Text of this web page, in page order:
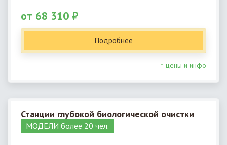
от 68 310 ₽
Подробнее
↑ цены и инфо
Станции глубокой биологической очистки
МОДЕЛИ более 20 чел.